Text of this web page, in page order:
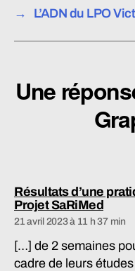
→
L’ADN du LPO
Une
Résultats d’une
Projet SaRiMeddit :
21 avril 2023 à 11 h 37 min
[…] de 2 semaines
cadre de leurs